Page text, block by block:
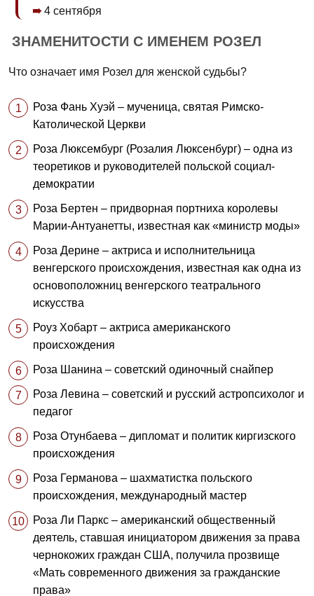
4 сентября
ЗНАМЕНИТОСТИ С ИМЕНЕМ РОЗЕЛ
Что означает имя Розел для женской судьбы?
Роза Фань Хуэй – мученица, святая Римско-
Католической Церкви
Роза Люксембург (Розалия Люксенбург) – одна из
теоретиков и руководителей польской социал-
демократии
Роза Бертен – придворная портниха королевы
Марии-Антуанетты, известная как «министр моды»
Роза Дерине – актриса и исполнительница
венгерского происхождения, известная как одна из
основоположниц венгерского театрального
искусства
Роуз Хобарт – актриса американского
происхождения
Роза Шанина – советский одиночный снайпер
Роза Левина – советский и русский астропсихолог и
педагог
Роза Отунбаева – дипломат и политик киргизского
происхождения
Роза Германова – шахматистка польского
происхождения, международный мастер
Роза Ли Паркс – американский общественный
деятель, ставшая инициатором движения за права
чернокожих граждан США, получила прозвище
«Мать современного движения за гражданские
права»